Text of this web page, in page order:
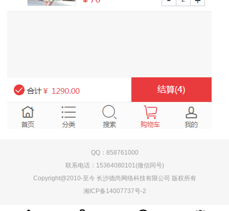
QQ：858761000
联系电话：15364080101(微信同号)
Copyright@2010-至今 长沙德尚网络科技有限公司 版权所有
湘ICP备14007737号-2